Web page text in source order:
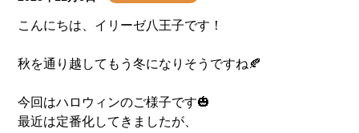
こんにちは、イリーゼ八王子です！
秋を通り越してもう冬になりそうですね🍂
今回はハロウィンのご様子です🎃
最近は定番化してきましたが、